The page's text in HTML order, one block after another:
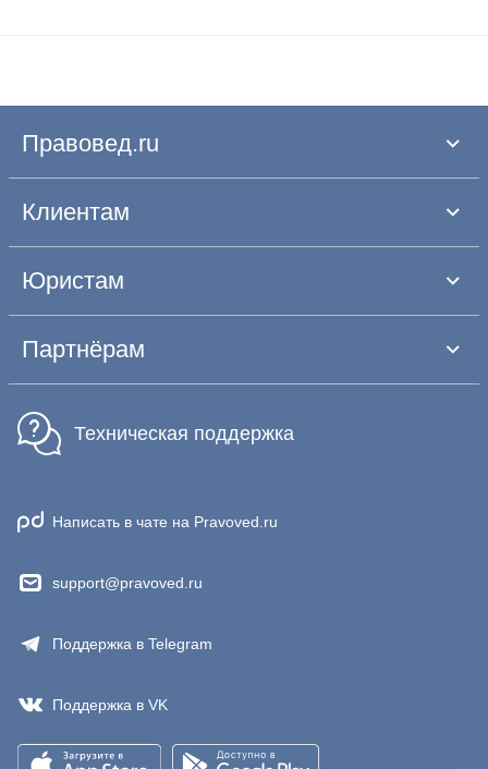
Правовед.ru
Клиентам
Юристам
Партнёрам
Техническая поддержка
Написать в чате на Pravoved.ru
support@pravoved.ru
Поддержка в Telegram
Поддержка в VK